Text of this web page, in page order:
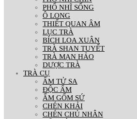
PHỔ NHĨ SỐNG
Ô LONG
THIẾT QUAN ÂM
LỤC TRÀ
BÍCH LOA XUÂN
TRÀ SHAN TUYẾT
TRÀ MẠN HẢO
DƯỢC TRÀ
TRÀ CỤ
ẤM TỬ SA
ĐỘC ẨM
ẤM GỐM SỨ
CHÉN KHẢI
CHÉN CHỦ NHÂN